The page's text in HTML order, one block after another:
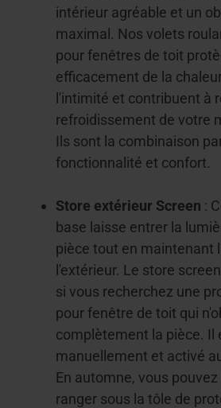
intérieur agréable et un
maximal. Nos volets
pour fenêtres de toit
efficacement de la
l'intimité et contribuent à
refroidissement de votre
Ils sont la combinaison
fonctionnalité et confort.
Store extérieur Screen :
base laisse entrer la
pièce tout en maintenant
l'extérieur. Le store
si vous recherchez une
pour fenêtre de toit qui
complètement la pièce. Il
manuellement et activé
En automne, vous
ranger sous la tôle de